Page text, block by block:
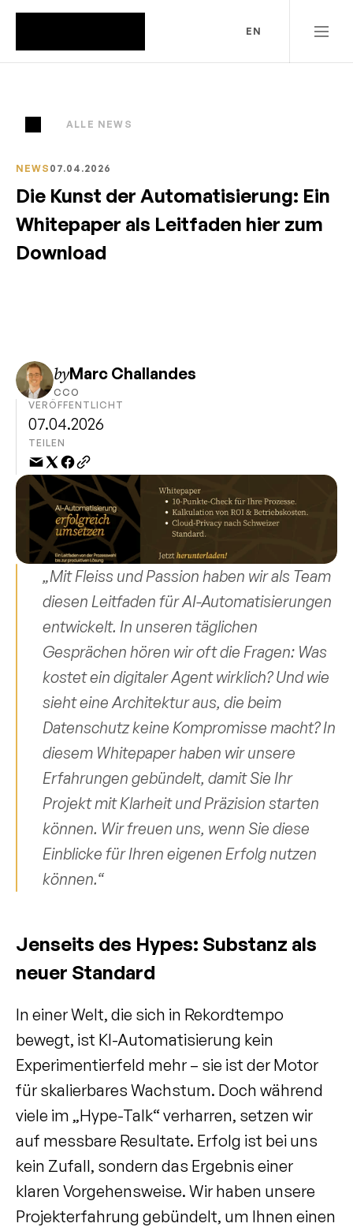
EN
ALLE NEWS
NEWS 07.04.2026
Die Kunst der Automatisierung: Ein
Whitepaper als Leitfaden hier zum
Download
byMarc Challandes
CCO
VERÖFFENTLICHT
07.04.2026
TEILEN
„Mit Fleiss und Passion haben wir als Team
diesen Leitfaden für AI-Automatisierungen
entwickelt. In unseren täglichen
Gesprächen hören wir oft die Fragen: Was
kostet ein digitaler Agent wirklich? Und wie
sieht eine Architektur aus, die beim
Datenschutz keine Kompromisse macht? In
diesem Whitepaper haben wir unsere
Erfahrungen gebündelt, damit Sie Ihr
Projekt mit Klarheit und Präzision starten
können. Wir freuen uns, wenn Sie diese
Einblicke für Ihren eigenen Erfolg nutzen
können.“
Jenseits des Hypes: Substanz als
neuer Standard
In einer Welt, die sich in Rekordtempo
bewegt, ist KI-Automatisierung kein
Experimentierfeld mehr – sie ist der Motor
für skalierbares Wachstum. Doch während
viele im „Hype-Talk“ verharren, setzen wir
auf messbare Resultate. Erfolg ist bei uns
kein Zufall, sondern das Ergebnis einer
klaren Vorgehensweise. Wir haben unsere
Projekterfahrung gebündelt, um Ihnen einen